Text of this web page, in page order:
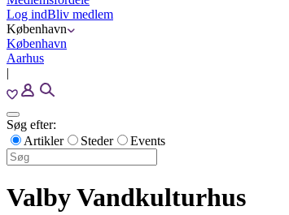
Log indBliv medlem
København
København
Aarhus
|
Søg efter:
Artikler
Steder Events
Valby Vandkulturhus